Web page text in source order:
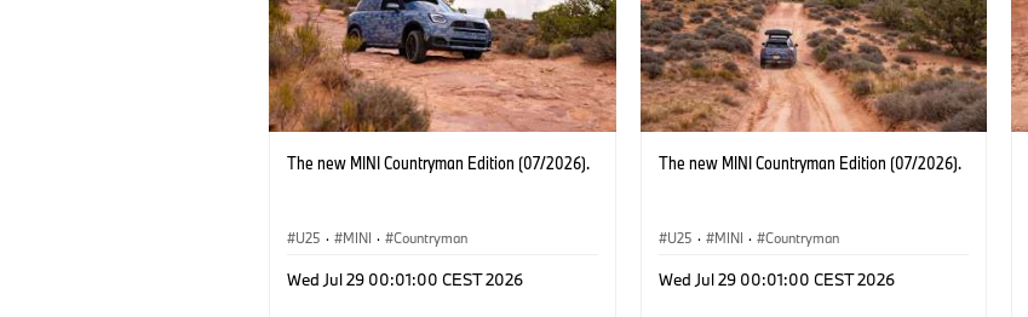
The new MINI Countryman Edition (07/2026).
U25 · MINI · Countryman
Wed Jul 29 00:01:00 CEST 2026
The new MINI Countryman Edition (07/2026).
U25 · MINI · Countryman
Wed Jul 29 00:01:00 CEST 2026